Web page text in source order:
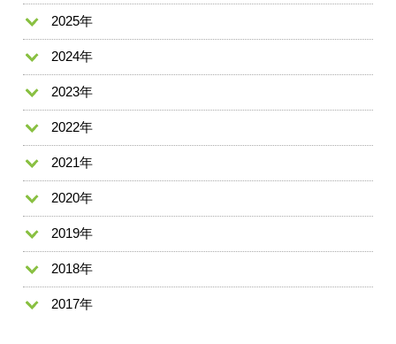
2025年
2024年
2023年
2022年
2021年
2020年
2019年
2018年
2017年